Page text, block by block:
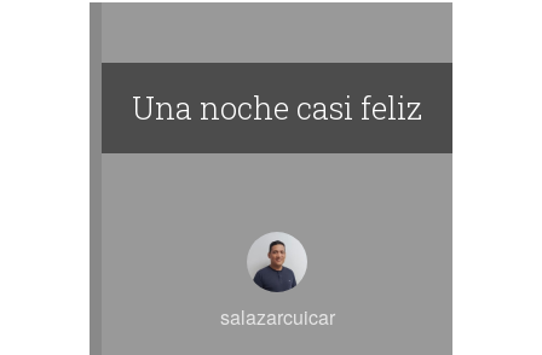
Una noche casi feliz
salazarcuicar